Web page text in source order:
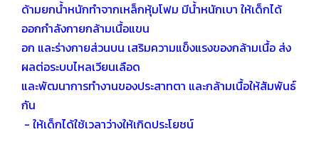
ด้ามยกน้ำหนักทำจากเหล็กหุ้มโฟม มีน้ำหนักเบา ให้เด็กได้
ออกกำลังกายกล้ามเนื้อแขน
อก และร่างกายส่วนบน เสริมความแข็งแรงของกล้ามเนื้อ ส่ง
ผลต่อระบบไหลเวียนเลือด
และพัฒนาการทำงานของประสาทตา และกล้ามเนื้อให้สัมพันธ์
กัน
- ให้เด็กได้ใช้เวลาว่างให้เกิดประโยชน์